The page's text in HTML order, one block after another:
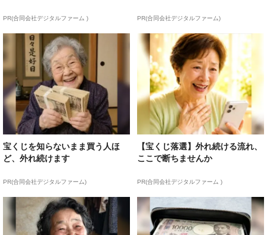
PR(合同会社デジタルファーム ) PR(合同会社デジタルファーム)
宝くじを知らないまま買う人ほ
ど、外れ続けます
PR(合同会社デジタルファーム)
【宝くじ落選】外れ続ける流れ、
ここで断ちませんか
PR(合同会社デジタルファーム )